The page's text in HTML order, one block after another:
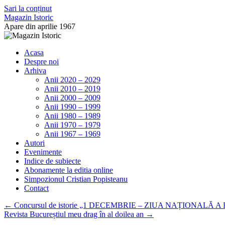
Sari la conținut
Magazin Istoric
Apare din aprilie 1967
Acasa
Despre noi
Arhiva
Anii 2020 – 2029
Anii 2010 – 2019
Anii 2000 – 2009
Anii 1990 – 1999
Anii 1980 – 1989
Anii 1970 – 1979
Anii 1967 – 1969
Autori
Evenimente
Indice de subiecte
Abonamente la editia online
Simpozionul Cristian Popisteanu
Contact
← Concursul de istorie „1 DECEMBRIE – ZIUA NAȚIONALĂ A
Revista Bucureștiul meu drag în al doilea an →